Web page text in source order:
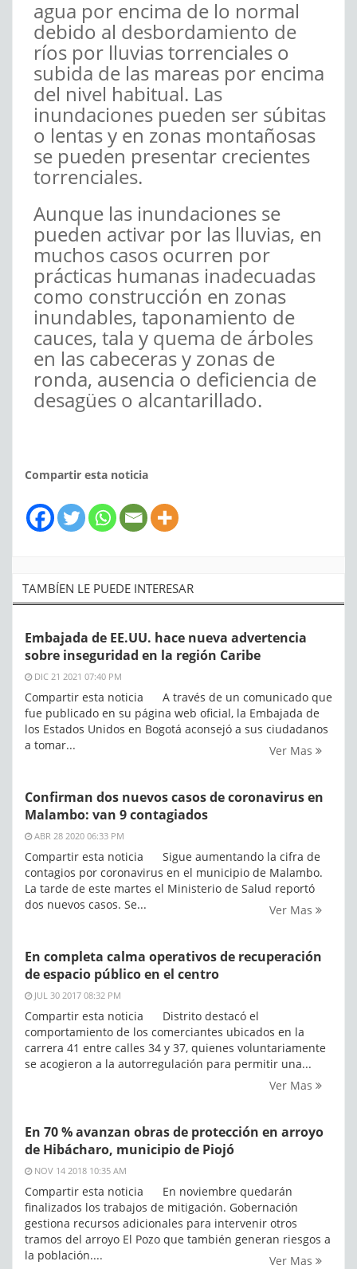
agua por encima de lo normal
debido al desbordamiento de
ríos por lluvias torrenciales o
subida de las mareas por encima
del nivel habitual. Las
inundaciones pueden ser súbitas
o lentas y en zonas montañosas
se pueden presentar crecientes
torrenciales.
Aunque las inundaciones se
pueden activar por las lluvias, en
muchos casos ocurren por
prácticas humanas inadecuadas
como construcción en zonas
inundables, taponamiento de
cauces, tala y quema de árboles
en las cabeceras y zonas de
ronda, ausencia o deficiencia de
desagües o alcantarillado.
Compartir esta noticia
TAMBÍEN LE PUEDE INTERESAR
Embajada de EE.UU. hace nueva advertencia
sobre inseguridad en la región Caribe
DIC 21 2021 07:40 PM
Compartir esta noticia A través de un comunicado que
fue publicado en su página web oficial, la Embajada de
los Estados Unidos en Bogotá aconsejó a sus ciudadanos
a tomar...
Ver Mas
Confirman dos nuevos casos de coronavirus en
Malambo: van 9 contagiados
ABR 28 2020 06:33 PM
Compartir esta noticia Sigue aumentando la cifra de
contagios por coronavirus en el municipio de Malambo.
La tarde de este martes el Ministerio de Salud reportó
dos nuevos casos. Se...
Ver Mas
En completa calma operativos de recuperación
de espacio público en el centro
JUL 30 2017 08:32 PM
Compartir esta noticia Distrito destacó el
comportamiento de los comerciantes ubicados en la
carrera 41 entre calles 34 y 37, quienes voluntariamente
se acogieron a la autorregulación para permitir una...
Ver Mas
En 70 % avanzan obras de protección en arroyo
de Hibácharo, municipio de Piojó
NOV 14 2018 10:35 AM
Compartir esta noticia En noviembre quedarán
finalizados los trabajos de mitigación. Gobernación
gestiona recursos adicionales para intervenir otros
tramos del arroyo El Pozo que también generan riesgos a
la población....
Ver Mas